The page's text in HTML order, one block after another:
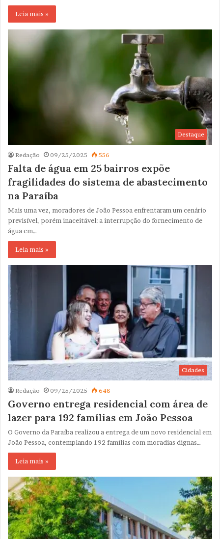
Leia mais »
Destaque
Redação 09/25/2025 556
Falta de água em 25 bairros expõe
fragilidades do sistema de abastecimento
na Paraíba
Mais uma vez, moradores de João Pessoa enfrentaram um cenário
previsível, porém inaceitável: a interrupção do fornecimento de
água em…
Leia mais »
Cidades
Redação 09/25/2025 648
Governo entrega residencial com área de
lazer para 192 famílias em João Pessoa
O Governo da Paraíba realizou a entrega de um novo residencial em
João Pessoa, contemplando 192 famílias com moradias dignas…
Leia mais »